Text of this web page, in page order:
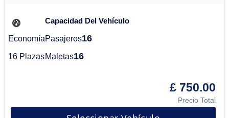
Economía
16 Plazas
Capacidad Del Vehículo
Pasajeros16
Maletas16
£ 750.00
Precio Total